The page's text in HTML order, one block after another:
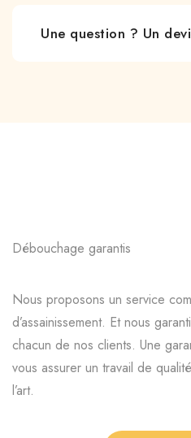
Une question ? Un
Débouchage garantis
Nous proposons un service
d’assainissement. Et nous
chacun de nos clients. Une
vous assurer un travail de
l’art.